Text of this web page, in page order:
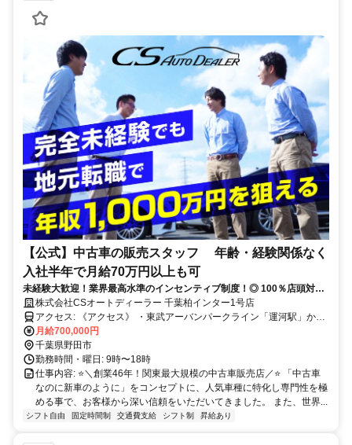
【公式】中古車の販売スタッフ 年齢・経験関係なく
入社半年で月給70万円以上も可
未経験大歓迎！業界最高水準のインセンティブ制度！◎ 100％店頭対
応！創業46年の信頼と実績あり！
株式会社CSオートディーラー 千葉柏インター1号店
アクセス: 《アクセス》 ・東武アーバンパークライン「運河駅」から
徒歩15分 ・常磐自動車道柏インターから5分の位置 ・車、バイク通
勤可能（無料の社員駐車場完備） ・柏、流山、印西、春日部、坂
東、守谷、取手、越谷、松伏からも通勤可
月給700,000円
千葉県野田市
勤務時間・曜日: 9時〜18時
仕事内容: ⭐️＼創業46年！関東最大規模の中古車販売店／⭐️ 「中古車
なのに新車のように」をコンセプトに、人気車種に特化し専門性を極
める事で、お客様から深い信頼をいただいてきました。 また、世界...
シフト自由 固定時間制 交通費支給 シフト制 昇給あり